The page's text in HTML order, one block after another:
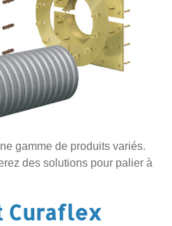
gamme de produits variés.
des solutions pour palier à
Curaflex